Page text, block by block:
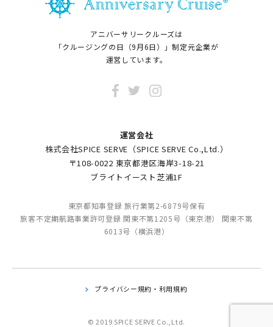
アニバーサリークルーズは
「クルージングの日（9月6日）」制定元企業が
運営しています。
運営会社
株式会社SPICE SERVE（SPICE SERVE Co.,Ltd.）
〒108-0022 東京都港区海岸3-18-21
ブライトイースト芝浦1F
東京都知事登録 旅行業第2-6879号保有
旅客不定期航路事業許可登録 関東不第1205号（東京港） 関東不第
6013号（横浜港）
プライバシー規約・利用規約
© 2019 SPICE SERVE Co.,Ltd.